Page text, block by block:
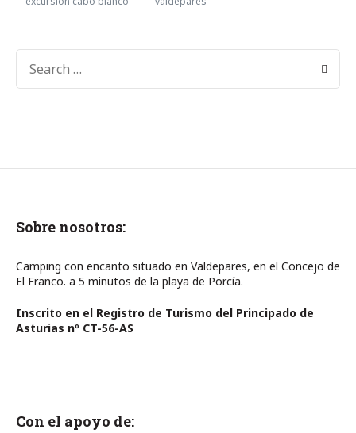
SEARCH
FOR:
Sobre nosotros:
Camping con encanto situado en Valdepares, en el Concejo de
El Franco. a 5 minutos de la playa de Porcía.
Inscrito en el Registro de Turismo del Principado de
Asturias nº CT-56-AS
Con el apoyo de: